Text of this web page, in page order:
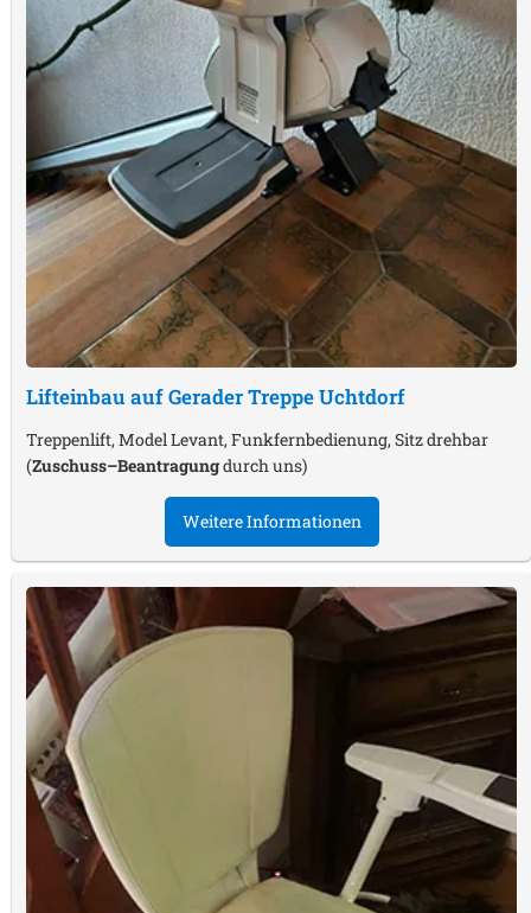
Lifteinbau auf Gerader TreppeUchtdorf
Treppenlift, Model Levant, Funkfernbedienung, Sitz drehbar
(Zuschuss–Beantragungdurch uns)
Weitere Informationen